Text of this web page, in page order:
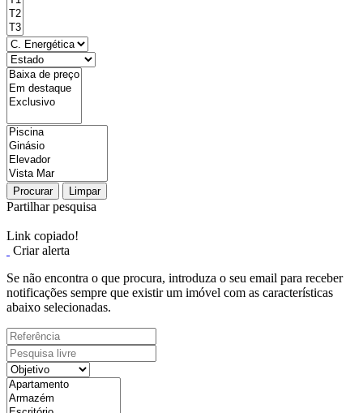
Procurar Limpar
Partilhar pesquisa
Link copiado!
Criar alerta
Se não encontra o que procura, introduza o seu email para receber
notificações sempre que existir um imóvel com as características
abaixo selecionadas.